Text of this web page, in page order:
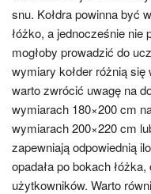
snu. Kołdra powinna być
łóżko, a jednocześnie
mogłoby prowadzić do
wymiary kołder różnią
warto zwrócić uwagę na
wymiarach 180×200 cm
wymiarach 200×220 cm
zapewniają odpowiednią
opadała po bokach
użytkowników. Warto